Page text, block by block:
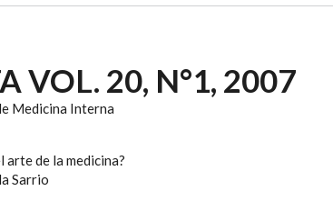
VOL. 20, N°1, 2007
Medicina Interna
arte de la medicina?
Sarrio